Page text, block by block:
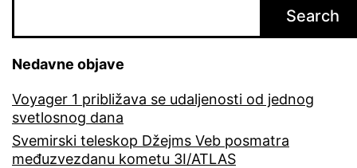
Search
Nedavne objave
Voyager 1 približava se udaljenosti od jednog
svetlosnog dana
Svemirski teleskop Džejms Veb posmatra
međuzvezdanu kometu 3I/ATLAS